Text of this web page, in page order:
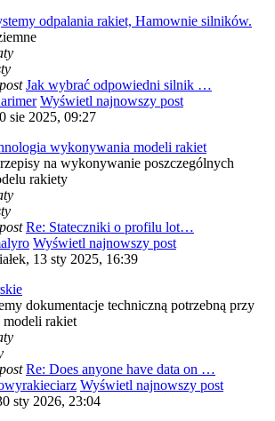
odpalania rakiet, Hamownie silników.
Jak wybrać odpowiedni silnik …
Wyświetl najnowszy post
sie 2025, 09:27
wykonywania modeli rakiet
na wykonywanie poszczególnych
rakiety
Re: Stateczniki o profilu lot…
Wyświetl najnowszy post
13 sty 2025, 16:39
dokumentacje techniczną potrzebną przy
rakiet
Re: Does anyone have data on …
Wyświetl najnowszy post
sty 2026, 23:04